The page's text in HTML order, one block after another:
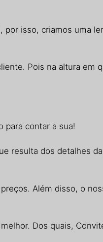
por isso, criamos uma
Pois na altura em
para contar a sua!
resulta dos detalhes
Além disso, o
melhor. Dos quais,